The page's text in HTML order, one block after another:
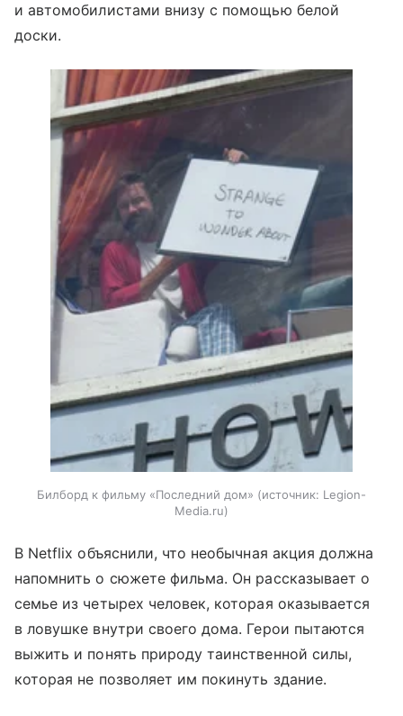
и автомобилистами внизу с помощью белой
доски.
Билборд к фильму «Последний дом» источник: Legion-
Media.ru
В Netflix объяснили, что необычная акция должна
напомнить о сюжете фильма. Он рассказывает о
семье из четырех человек, которая оказывается
в ловушке внутри своего дома. Герои пытаются
выжить и понять природу таинственной силы,
которая не позволяет им покинуть здание.